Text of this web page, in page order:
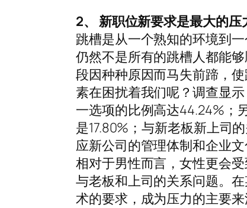
2、 新职位新要求是最大的压
跳槽是从一个熟知的环境到
仍然不是所有的跳槽人都能
段因种种原因而马失前蹄，
素在困扰着我们呢？调查显
一选项的比例高达44.24%；
是17.80%；与新老板新上司
应新公司的管理体制和企业文
相对于男性而言，女性更会
与老板和上司的关系问题。
术的要求，成为压力的主要来